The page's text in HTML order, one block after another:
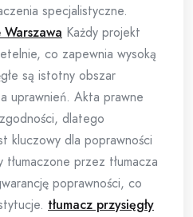
specjalistyczne.
Warszawa Każdy projekt
co zapewnia wysoką
są istotny obszar
uprawnień. Akta prawne
dlatego
kluczowy dla poprawności
przez tłumacza
poprawności, co
tłumacz przysięgły